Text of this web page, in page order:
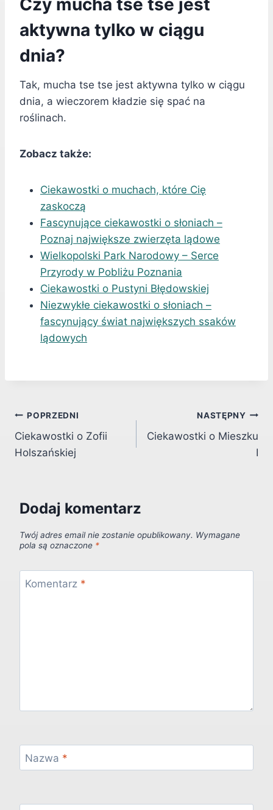
Czy mucha tse tse jest
aktywna tylko w ciągu
dnia?
Tak, mucha tse tse jest aktywna tylko w ciągu
dnia, a wieczorem kładzie się spać na
roślinach.
Zobacz także:
Ciekawostki o muchach, które Cię
zaskoczą
Fascynujące ciekawostki o słoniach –
Poznaj największe zwierzęta lądowe
Wielkopolski Park Narodowy – Serce
Przyrody w Pobliżu Poznania
Ciekawostki o Pustyni Błędowskiej
Niezwykłe ciekawostki o słoniach –
fascynujący świat największych ssaków
lądowych
Nawigacja
wpisu
POPRZEDNI
Ciekawostki o Zofii
Holszańskiej
NASTĘPNY
Ciekawostki o Mieszku
I
Dodaj komentarz
Twój adres email nie zostanie opublikowany. Wymagane
pola są oznaczone *
Komentarz *
Nazwa *